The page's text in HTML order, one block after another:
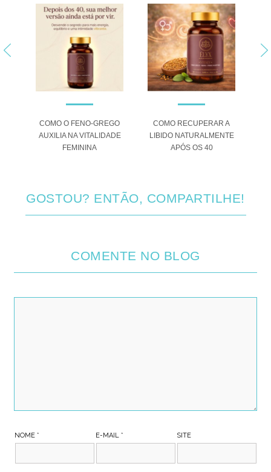
COMO RECUPERAR A
LIBIDO NATURALMENTE
APÓS OS 40
SUPLEMENTOS
NATURAIS PARA
ENERGIA APÓS OS 40
GOSTOU? ENTÃO, COMPARTILHE!
COMENTE NO BLOG
NOME * E-MAIL* SITE